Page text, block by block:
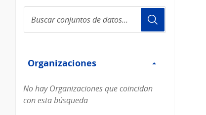
conjuntos
de
Organizaciones
Organizaciones
No hay Organizaciones que coincidan
con esta búsqueda